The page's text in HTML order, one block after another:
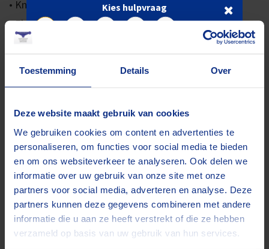
Toestemming Details Over
Deze website maakt gebruik van cookies
We gebruiken cookies om content en advertenties te
personaliseren, om functies voor social media te bieden
en om ons websiteverkeer te analyseren. Ook delen we
informatie over uw gebruik van onze site met onze
partners voor social media, adverteren en analyse. Deze
partners kunnen deze gegevens combineren met andere
informatie die u aan ze heeft verstrekt of die ze hebben
verzameld op basis van uw gebruik van hun services.
Kies hulpvraag
helpen!
Wilt u eerst een offerte? Klik hier
• Knikschuifarm constructie
• Elektrische aandrijving voor binnen
• Brandstof aandrijving voor buiten
Welke soorten spinhoogwerkers
heeft Jekuntmijhuren?
Het aanbod spinhoogwerkers van Jekuntmijhuren
bestaat uit diverse topmerken, zoalsHinowa, Teupen
en Oil&Steel. Wij kopen alleen in bij kwalitatief